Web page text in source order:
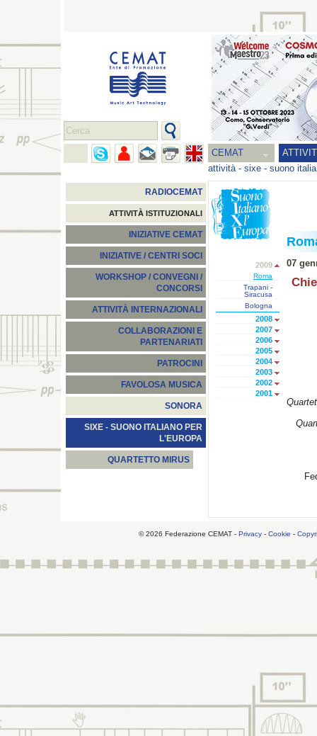
CEMAT
attività- sixe - suono
RADIOCEMAT
ATTIVITÀ ISTITUZIONALI
INIZIATIVE CEMAT
INIZIATIVE / CENTRI SOCI
WORKSHOP / CONVEGNI /
CONCORSI
ATTIVITÀ INTERNAZIONALI
COLLABORAZIONI E
PARTENARIATI
PATROCINI
FAVOLOSA MUSICA
SONORA
SIXE - SUONO ITALIANO PER
L'EUROPA
QUARTETTO MIRUS
2009
Roma
Trapani -
Siracusa
Bologna
2008
2007
2006
2005
2004
2003
2002
2001
07
© 2026 Federazione CEMAT - Privacy- Cookie -